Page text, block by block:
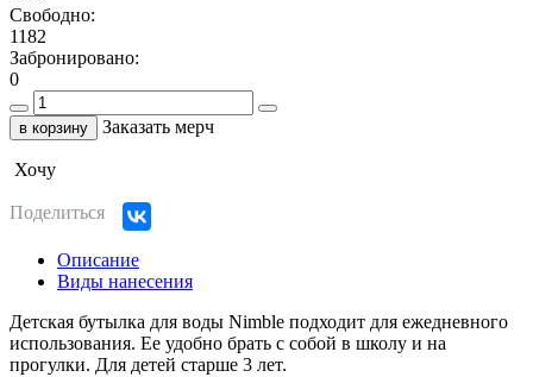
Свободно:
1182
Забронировано:
0
в корзину Заказать мерч
Хочу
Поделиться
Описание
Виды нанесения
Детская бутылка для воды Nimble подходит для ежедневного
использования. Ее удобно брать с собой в школу и на
прогулки. Для детей старше 3 лет.